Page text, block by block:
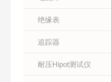
绝缘表
追踪器
耐压Hipot测试仪